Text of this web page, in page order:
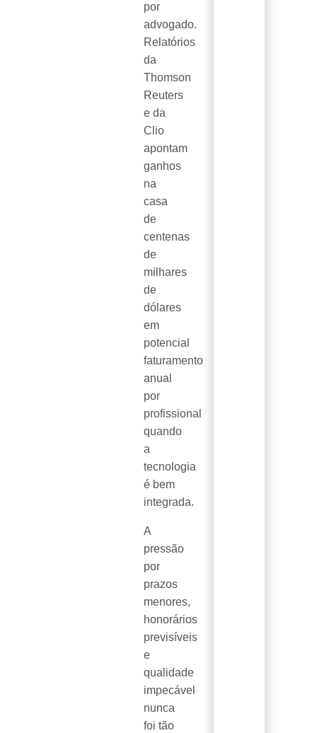
por
advogado.
Relatórios
da
Thomson
Reuters
e da
Clio
apontam
ganhos
na
casa
de
centenas
de
milhares
de
dólares
em
potencial
faturamento
anual
por
profissional
quando
a
tecnologia
é bem
integrada.
A
pressão
por
prazos
menores,
honorários
previsíveis
e
qualidade
impecável
nunca
foi tão